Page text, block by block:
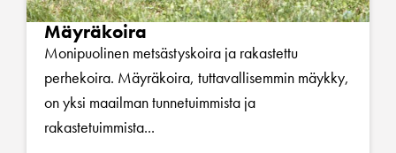
Mäyräkoira
Monipuolinen metsästyskoira ja rakastettu
perhekoira. Mäyräkoira, tuttavallisemmin mäykky,
on yksi maailman tunnetuimmista ja
rakastetuimmista...